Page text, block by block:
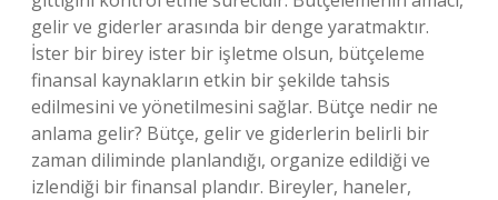
gelir ve giderler arasında bir denge yaratmaktır.
İster bir birey ister bir işletme olsun, bütçeleme
finansal kaynakların etkin bir şekilde tahsis
edilmesini ve yönetilmesini sağlar. Bütçe nedir ne
anlama gelir? Bütçe, gelir ve giderlerin belirli bir
zaman diliminde planlandığı, organize edildiği ve
izlendiği bir finansal plandır. Bireyler, haneler,